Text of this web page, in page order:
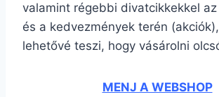
valamint régebbi divatcikkekkel
és a kedvezmények terén
lehetővé teszi, hogy vásárolni
MENJ A WEBSHOP